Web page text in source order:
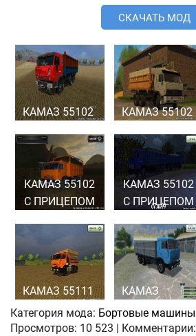
СКАЧАТЬ МОД
КАМАЗ 55102 КАМАЗ 55102
КАМАЗ 55102
С ПРИЦЕПОМ
КАМАЗ 55102
С ПРИЦЕПОМ
КАМАЗ 55111 КАМАЗ
Категория мода: Бортовые машины
Просмотров: 10 523 Комментарии: